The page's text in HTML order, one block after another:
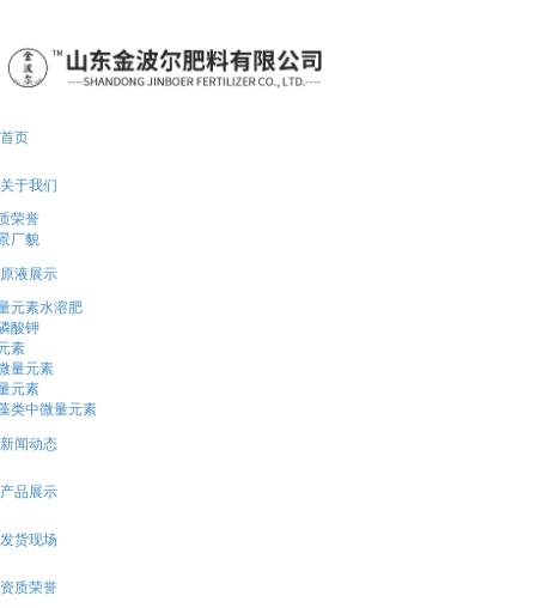
首页
关于我们
荣誉
厂貌
原液展示
元素水溶肥
酸钾
素
量元素
元素
类中微量元素
新闻动态
产品展示
发货现场
资质荣誉